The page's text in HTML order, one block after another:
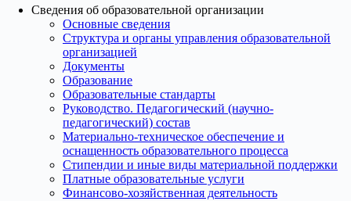
Сведения об образовательной организации
Основные сведения
Структура и органы управления образовательной
организацией
Документы
Образование
Образовательные стандарты
Руководство. Педагогический (научно-
педагогический) состав
Материально-техническое обеспечение и
оснащенность образовательного процесса
Стипендии и иные виды материальной поддержки
Платные образовательные услуги
Финансово-хозяйственная деятельность